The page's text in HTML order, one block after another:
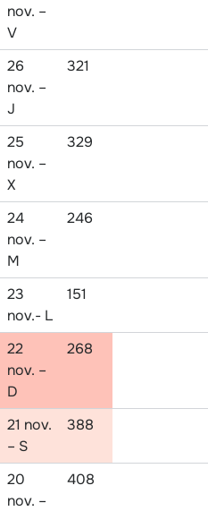
nov. –
V
26
nov. –
J
321
25
nov. –
X
329
24
nov. –
M
246
23
nov.- L
151
22
nov. –
D
268
21 nov.
– S
388
20
nov. –
408